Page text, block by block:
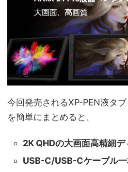
今回発売されるXP-PEN液タ
を簡単にまとめると、
2K QHDの大画面高精細デ
USB-C/USB-Cケーブル